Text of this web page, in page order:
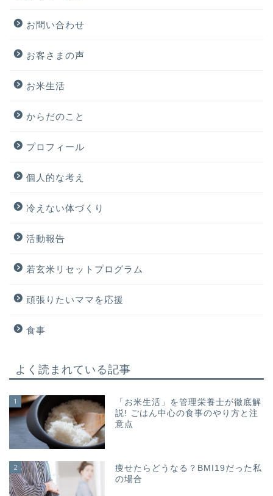
お問い合わせ
お客さまの声
お米生活
からだのこと
プロフィール
個人的な考え
冷えない体づくり
活動報告
若玄米リセットプログラム
頑張りたいママを応援
食事
よく読まれている記事
1
「お米生活」を管理栄養士が徹底解
説! ごはん中心の食事のやり方と注
意点
2
痩せたらどうなる？BMI19だった私
の場合